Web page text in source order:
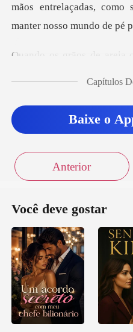
Sair
mãos entrelaç
Capítulos
Baixe o
Anterior
Você deve gostar